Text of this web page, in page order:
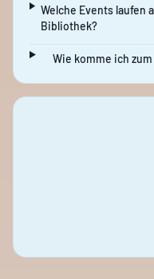
Welche Events
Bibliothek?
Wie komme ich